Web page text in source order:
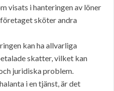
visats i hanteringen av löner
sköter andra
kan ha allvarliga
skatter, vilket kan
juridiska problem.
i en tjänst, är det